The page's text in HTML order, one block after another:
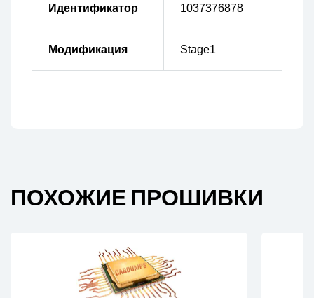
Идентификатор 1037376878
Модификация Stage1
ПОХОЖИЕ ПРОШИВКИ